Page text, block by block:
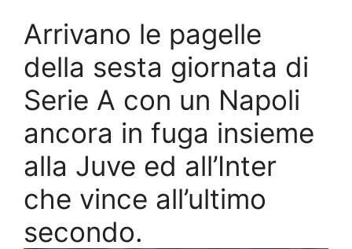
Arrivano le pagelle
della sesta giornata di
Serie A con un Napoli
ancora in fuga insieme
alla Juve ed all’Inter
che vince all’ultimo
secondo.